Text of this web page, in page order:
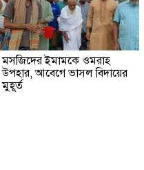
মসজিদের ইমামকে ওমরাহ
উপহার, আবেগে ভাসল বিদায়ের
মুহূর্ত